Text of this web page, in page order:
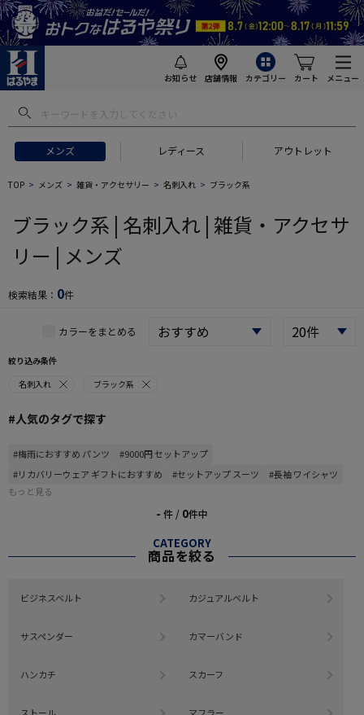
お知らせ 店舗情報 カテゴリー カート メニュー
メンズ レディース アウトレット
フトにおすすめ #セットアップ スーツ
TOP メンズ 雑貨・アクセサリー 名刺入れ ブラック系
ブラック系 | 名刺入れ | 雑貨・アクセサ
リー | メンズ
検索結果： 0件
カラーをまとめる
絞り込み条件
名刺入れ
ブラック系
#人気のタグで探す
#梅雨におすすめ パンツ
#9000円 セットアップ
#リカバリーウェア ギフトにおすすめ
#セットアップ スーツ
#長袖 ワイシャツ
もっと見る
- 件 / 0件中
CATEGORY
商品を絞る
ビジネスベルト カジュアルベルト
サスペンダー カマーバンド
ハンカチ スカーフ